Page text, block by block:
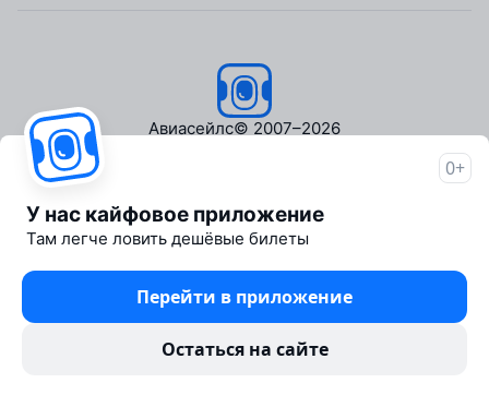
Авиасейлс© 2007–2026
Пресс‑центр
Travelpayouts
Партнёрская программа
Медиа Yo'lovchi
Трэвел‑медиа Aviasales.uz
0+
У нас кайфовое приложение
Там легче ловить дешёвые билеты
Перейти в приложение
Остаться на сайте